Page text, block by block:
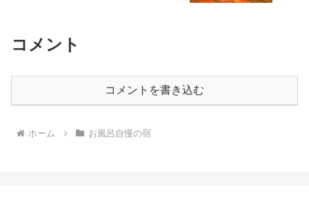
コメント
コメントを書き込む
ホーム お風呂自慢の宿